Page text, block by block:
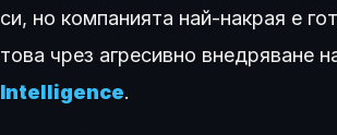
си, но компанията най-накрая е
това чрез агресивно внедряване
Intelligence.